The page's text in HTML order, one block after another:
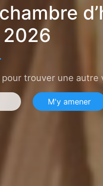
trouver une autre
M'y amener